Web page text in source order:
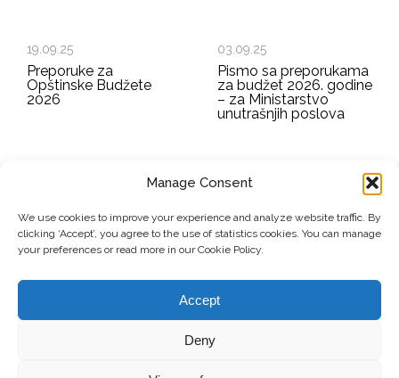
Manage Consent
We use cookies to improve your experience and analyze website traffic. By
clicking ‘Accept’, you agree to the use of statistics cookies. You can manage
your preferences or read more in our Cookie Policy.
Accept
Deny
19.09.25
Preporuke za
Opštinske Budžete
2026
03.09.25
Pismo sa preporukama
za budžet 2026. godine
– za Ministarstvo
unutrašnjih poslova
EMAIL ADDRESS
© Copyright, 2026 . Mreža Žena Kosova. Sva prava zadržana.